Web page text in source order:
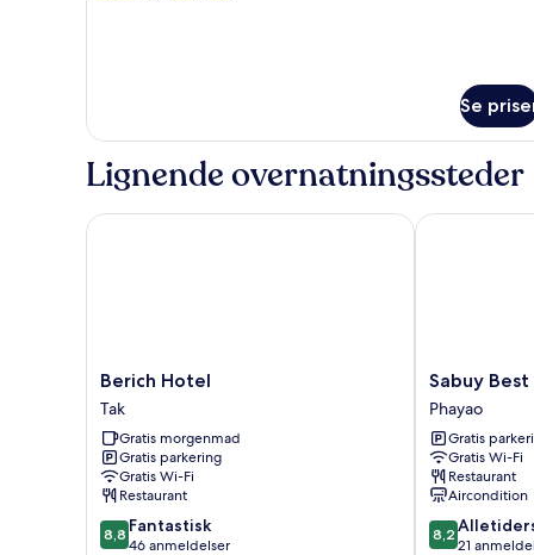
Se
Lignende overnatningssteder
Berich
Hotel
Tak
Berich Hotel
Tak
Gratis morgenmad
Gratis parkering
Gratis Wi-Fi
Restaurant
8.8
ud
8,8 Fantastisk
46 anmeldelser
Berich Hotel
Sabuy
Best
Hotel
Phayao
Phayao
Sabuy
Phayao
Gratis
Gratis Wi-Fi
Restaurant
Aircondition
8.2
ud
8,2
21
Sabuy Best